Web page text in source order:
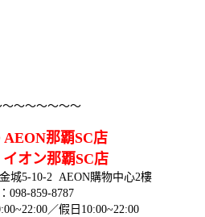
～～～～～～
那覇SC店
オン那覇SC店
城5-10-2 AEON購物中心2樓
098-859-8787
／假日10:00~22:00